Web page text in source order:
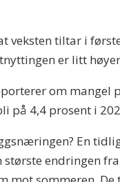
veksten tiltar i
er litt
om mangel
på 4,4 prosent i
En
største endringen